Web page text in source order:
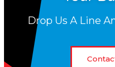
Drop Us A Line